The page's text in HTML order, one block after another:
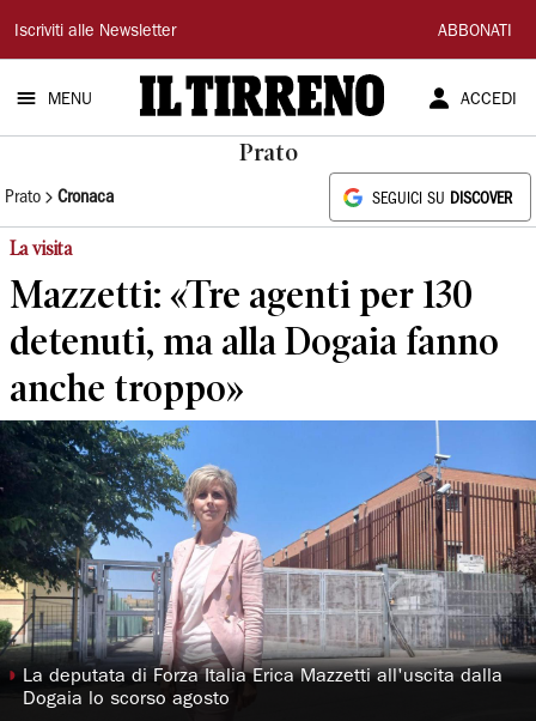
Il
Tirreno
Iscriviti alle Newsletter ABBONATI
MENU ACCEDI
Prato
Prato Cronaca SEGUICI SU DISCOVER
La visita
Mazzetti: «Tre agenti per 130
detenuti, ma alla Dogaia fanno
anche troppo»
◗ La deputata di Forza Italia Erica Mazzetti all'uscita dalla
Dogaia lo scorso agosto